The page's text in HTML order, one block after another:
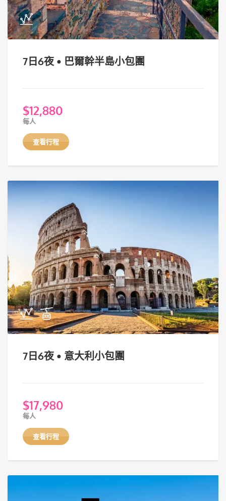
7日6夜 • 巴爾幹半島小包團
$12,880
每人
查看行程
7日6夜 • 意大利小包團
$17,980
每人
查看行程